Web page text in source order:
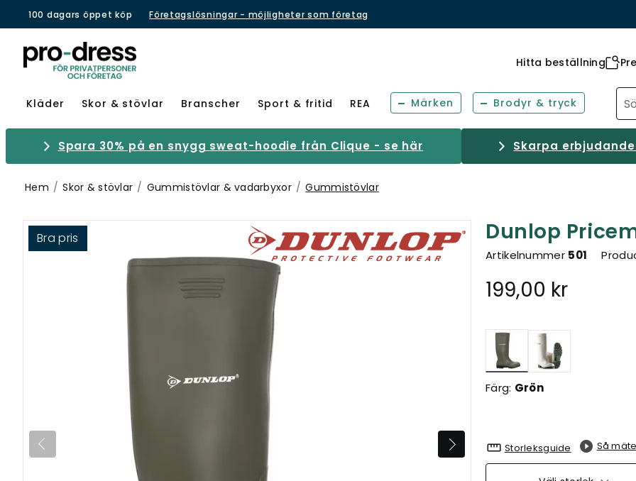
100 dagars öppet köp Företagslösningar - möjligheter som företag
Hitta beställning
Kläder Skor & stövlar Branscher Sport & fritid REA Märken Brodyr & tryck
Spara 30% på en snygg sweat-hoodie från Clique - se här Skarpa
Hem Skor & stövlar Gummistövlar & vadarbyxor Gummistövlar
Bra pris Dunlop
Artikelnummer 501
199,00 kr
Valda
Färg: Grön
Storleksguide Så